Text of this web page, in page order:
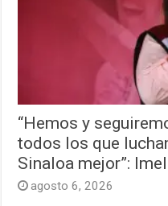
“Hemos y
todos los que
Sinaloa mejor”:
agosto 6, 2026